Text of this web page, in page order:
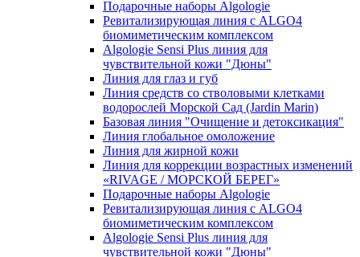
Подарочные наборы Algologie
Ревитализирующая линия с ALGO4
биомиметическим комплексом
Algologie Sensi Plus линия для
чувcтвительной кожи "Дюны"
Линия для глаз и губ
Линия средств со стволовыми клетками
водорослей Морской Сад (Jardin Marin)
Базовая линия "Очищение и детоксикация"
Линия глобальное омоложение
Линия для жирной кожи
Линия для коррекции возрастных изменений
«RIVAGE / МОРСКОЙ БЕРЕГ»
Подарочные наборы Algologie
Ревитализирующая линия с ALGO4
биомиметическим комплексом
Algologie Sensi Plus линия для
чувcтвительной кожи "Дюны"